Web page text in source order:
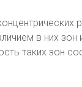
в них зон
таких зон